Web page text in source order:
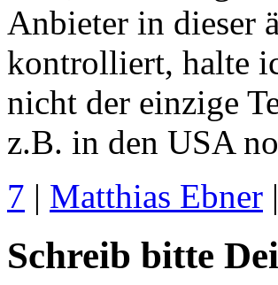
Anbieter in dieser
kontrolliert, halte
nicht der einzige
z.B. in den USA
7 | Matthias Ebner
Schreib bitte